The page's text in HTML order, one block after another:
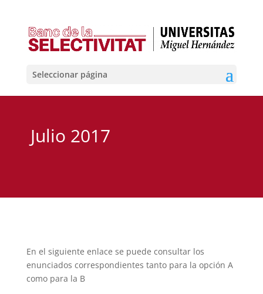
Seleccionar página
Julio 2017
En el siguiente enlace se puede consultar los
enunciados correspondientes tanto para la opción A
como para la B